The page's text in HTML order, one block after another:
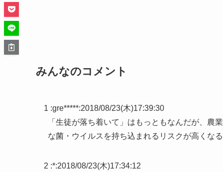
みんなのコメント
1 :gre*****:2018/08/23(木)17:39:30
「生徒が落ち着いて」はもっともなんだが、農
な菌・ウイルスを持ち込まれるリスクが高くな
2 :*:2018/08/23(木)17:34:12